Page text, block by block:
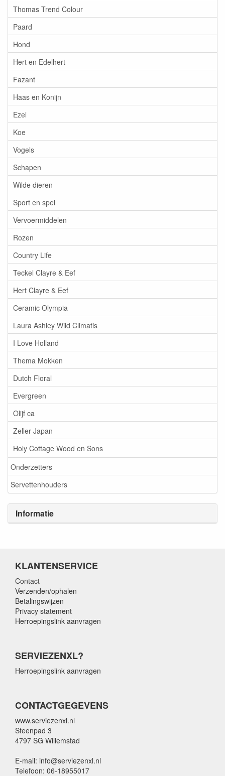
Thomas Trend Colour
Paard
Hond
Hert en Edelhert
Fazant
Haas en Konijn
Ezel
Koe
Vogels
Schapen
Wilde dieren
Sport en spel
Vervoermiddelen
Rozen
Country Life
Teckel Clayre & Eef
Hert Clayre & Eef
Ceramic Olympia
Laura Ashley Wild Climatis
I Love Holland
Thema Mokken
Dutch Floral
Evergreen
Olijf ca
Zeller Japan
Holy Cottage Wood en Sons
Onderzetters
Servettenhouders
Informatie
KLANTENSERVICE
Contact
Verzenden/ophalen
Betalingswijzen
Privacy statement
Herroepingslink aanvragen
SERVIEZENXL?
Herroepingslink aanvragen
CONTACTGEGEVENS
www.serviezenxl.nl
Steenpad 3
4797 SG Willemstad
E-mail: info@serviezenxl.nl
Telefoon: 06-18955017